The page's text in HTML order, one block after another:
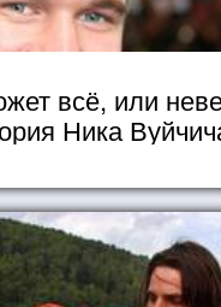
всё, или
Ника